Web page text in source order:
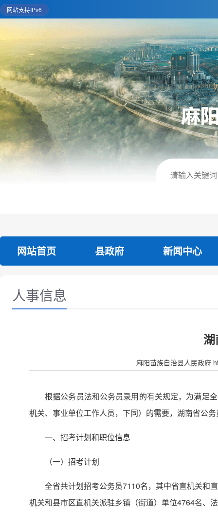
网站支持IPv6
网站首页 县政府 新闻中心
人事信息
麻阳苗族自治县人民政府
根据公务员法和公务员录用的有关规定，为满足
机关、事业单位工作人员，下同）的需要，湖南省公
一、招考计划和职位信息
（一）招考计划
全省共计划招考公务员7110名，其中省直机关和
机关和县市区直机关派驻乡镇（街道）单位4764名、